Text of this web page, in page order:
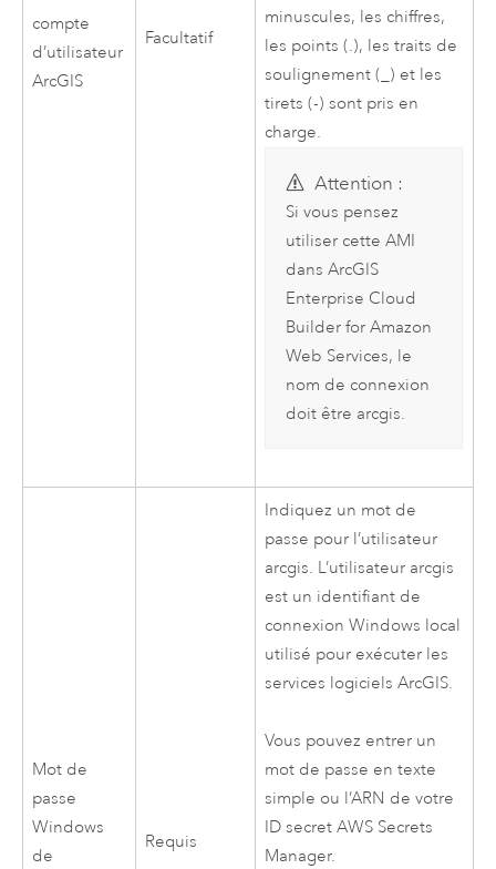
compte
d’utilisateur
ArcGIS
Facultatif
minuscules, les chiffres,
les points (.), les traits de
soulignement (_) et les
tirets (-) sont pris en
charge.
Attention :
Si vous pensez
utiliser cette AMI
dans ArcGIS
Enterprise Cloud
Builder for Amazon
Web Services, le
nom de connexion
doit être arcgis.
Mot de
passe
Windows
de
Requis
Indiquez un mot de
passe pour l’utilisateur
arcgis. L’utilisateur arcgis
est un identifiant de
connexionWindows local
utilisé pour exécuter les
services logiciels ArcGIS.
Vous pouvez entrer un
mot de passe en texte
simple ou l’ARN de votre
ID secretAWS Secrets
Manager.